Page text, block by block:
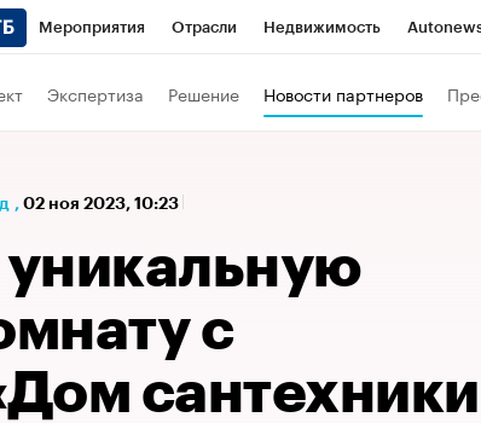
Мероприятия Отрасли Недвижимость
Экспертиза Решение Новости партнеров
, 02 ноя 2023, 10:23
с
сантехники